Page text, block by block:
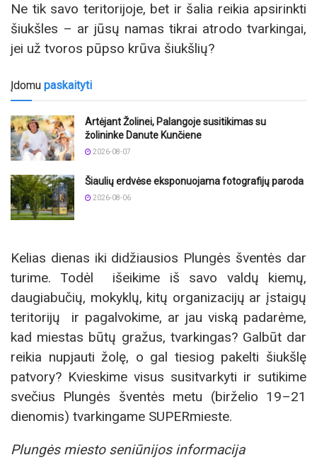
Ne tik savo teritorijoje, bet ir šalia reikia apsirinkti
šiukšles – ar jūsų namas tikrai atrodo tvarkingai,
jei už tvoros pūpso krūva šiukšlių?
Įdomu paskaityti
Artėjant Žolinei, Palangoje susitikimas su
žolininke Danute Kunčiene
2026-08-07
Šiaulių erdvėse eksponuojama fotografijų paroda
2026-08-06
Kelias dienas iki didžiausios Plungės šventės dar
turime. Todėl išeikime iš savo valdų kiemų,
daugiabučių, mokyklų, kitų organizacijų ar įstaigų
teritorijų ir pagalvokime, ar jau viską padarėme,
kad miestas būtų gražus, tvarkingas? Galbūt dar
reikia nupjauti žolę, o gal tiesiog pakelti šiukšlę
patvory? Kvieskime visus susitvarkyti ir sutikime
svečius Plungės šventės metu (birželio 19–21
dienomis) tvarkingame SUPERmieste.
Plungės miesto seniūnijos informacija